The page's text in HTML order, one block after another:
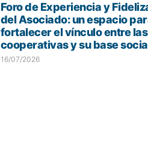
Foro de Experiencia y
del Asociado: un espacio
fortalecer el vínculo entre las
cooperativas y su base
16/07/2026